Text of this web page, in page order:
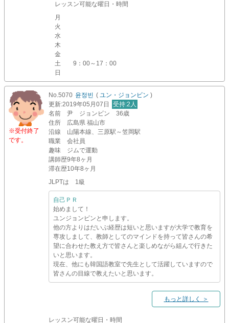
レッスン可能な曜日・時間
月
火
水
木
金
土
9：00～17：00
日
※受付終了
です。
No.5070 윤정빈 ( ユン・ジョンビン )
更新:2019年05月07日 受持:2人
名前
尹 ジョンビン 36歳
住所
広島県 福山市
沿線
山陽本線、三原駅～笠岡駅
職業
会社員
趣味
ジムで運動
講師歴9年8ヶ月
滞在歴10年8ヶ月
JLPTは 1級
自己ＰＲ
始めまして！
ユンジョンビンと申します。
他の方よりはだいぶ経歴は短いと思いますが大学で教育を
専攻しまして、教師としてのマインドを持って皆さんの希
望に合わせた教え方で皆さんと楽しめながら組んで行きた
いと思います。
現在、他にも韓国語教室で先生として活躍していますので
皆さんの目線で教えたいと思います。
もっと詳しく ＞
レッスン可能な曜日・時間